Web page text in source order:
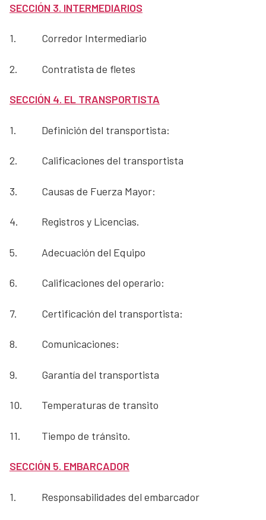
SECCIÓN 3. INTERMEDIARIOS
1. Corredor Intermediario
2. Contratista de fletes
SECCIÓN 4. EL TRANSPORTISTA
1. Definición del transportista:
2. Calificaciones del transportista
3. Causas de Fuerza Mayor:
4. Registros y Licencias.
5. Adecuación del Equipo
6. Calificaciones del operario:
7. Certificación del transportista:
8. Comunicaciones:
9. Garantía del transportista
10. Temperaturas de transito
11. Tiempo de tránsito.
SECCIÓN 5. EMBARCADOR
1. Responsabilidades del embarcador